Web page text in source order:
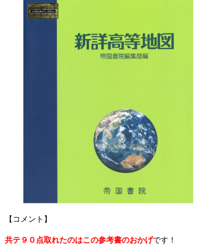
【コメント】
共テ９０点取れたのはこの参考書のおかげです！